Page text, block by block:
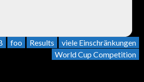
foo Results
viele Einschränkungen
World Cup Competition